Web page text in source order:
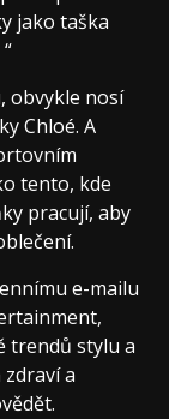
jako taška
obvykle nosí
Chloé. A
tento, kde
pracují, aby
e-mailu
trendů stylu a
a